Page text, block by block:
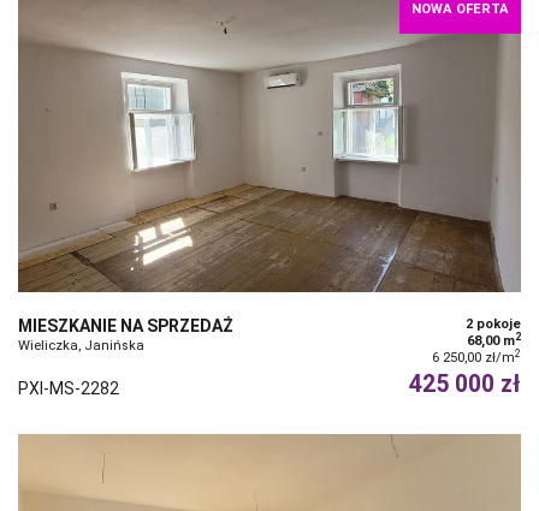
NOWA OFERTA
MIESZKANIE NA SPRZEDAŻ
Wieliczka, Janińska
2 pokoje
68,00 m2
6 250,00 zł/m2
PXI-MS-2282 425 000 zł